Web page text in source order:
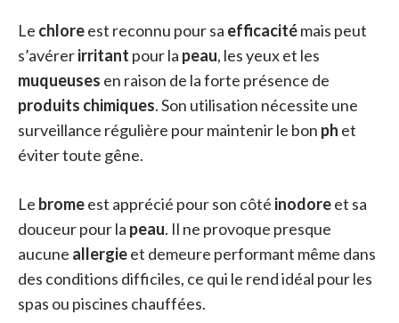
Le chloreest reconnu pour sa efficacitémais peut
s’avérerirritant pour la peau, les yeux et les
muqueuses en raison de la forte présence de
produits chimiques. Son utilisation nécessite une
surveillance régulière pour maintenir le bon ph et
éviter toute gêne.
Le bromeest apprécié pour son côté inodoreet sa
douceur pour la peau. Il ne provoque presque
aucune allergieet demeure performant même dans
des conditions difficiles, ce qui le rend idéal pour les
spas ou piscines chauffées.